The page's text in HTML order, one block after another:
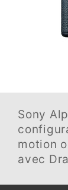
Sony
motion
avec